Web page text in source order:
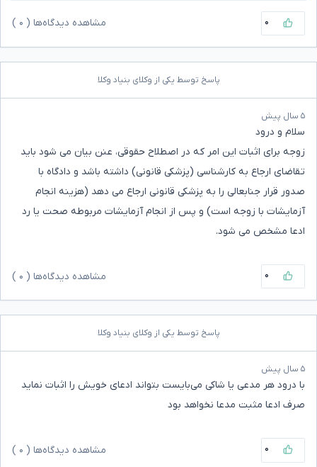
۰ مشاهده دیدگاه‌ها ( ۰
پاسخ توسط یکی از وکلای بنیاد وکلا
۵ سال پیش
سلام و درود
زوجه برای اثبات این امر که در اصطلاح حقوقی، عنن بیان می شود باید
تقاضای ارجاع به کارشناسی (پزشکی قانونی) داشته باشد و دادگاه با
صدور قرار جنابعالی را به پزشکی قانونی ارجاع می دهد (هزینه انجام
آزمایشات با زوجه است) و پس از انجام آزمایشات مربوطه صحت یا رد
ادعا مشخص می شود.
۰ مشاهده دیدگاه‌ها ( ۰
پاسخ توسط یکی از وکلای بنیاد وکلا
۵ سال پیش
با درود هر مدعی یا شاکی می‌بایست بتواند ادعای خویش را اثبات نماید
صرف ادعا مثبت مدعا نخواهد بود
۰ مشاهده دیدگاه‌ها ( ۰